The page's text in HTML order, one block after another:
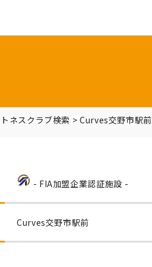
ネスクラブ検索 >Curves交野市駅前
- FIA加盟企業認証施設 -
Curves交野市駅前